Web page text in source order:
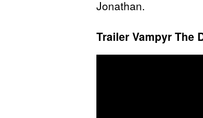
Jonathan.
Trailer Vampyr The